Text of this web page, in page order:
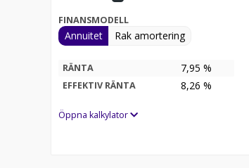
FINANSMODELL
Annuitet Rak amortering
RÄNTA 7,95 %
EFFEKTIV RÄNTA 8,26 %
Öppna kalkylator